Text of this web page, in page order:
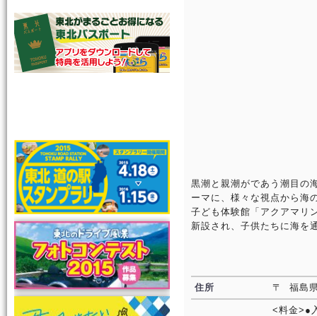
黒潮と親潮がであう潮目の
ーマに、様々な視点から海
子ども体験館「アクアマリ
新設され、子供たちに海を
住所 〒 福島
<料金>●